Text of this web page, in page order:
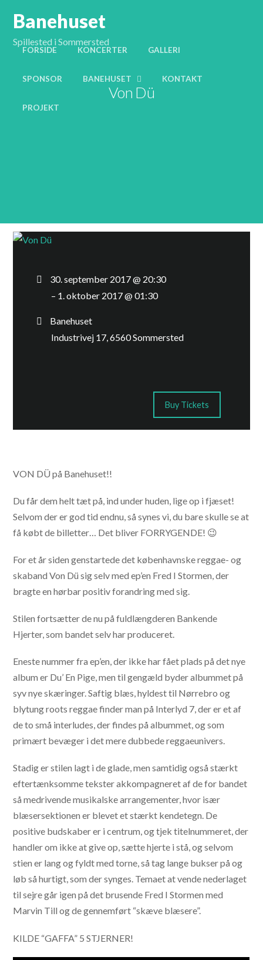
Banehuset
Spillested i Sommersted
FORSIDE KONCERTER GALLERI
SPONSOR BANEHUSET KONTAKT
PROJEKT
Von Dü
30. september 2017 @ 20:30
– 1. oktober 2017 @ 01:30
Banehuset
Industrivej 17, 6560 Sommersted
Buy Tickets
VON DÜ på Banehuset!!
Du får dem helt tæt på, ind under huden, lige op i fjæset!
Selvom der er god tid endnu, så synes vi, du bare skulle se at
få købt de billetter… Det bliver FORRYGENDE! 😉
For et år siden genstartede det københavnske reggae- og
skaband Von Dü sig selv med ep’en Fred I Stormen, der
bragte en hørbar positiv forandring med sig.
Stilen fortsætter de nu på fuldlængderen Bankende
Hjerter, som bandet selv har produceret.
Eneste nummer fra ep’en, der ikke har fået plads på det nye
album er Du’ En Pige, men til gengæld byder albummet på
syv nye skæringer. Saftig blæs, hyldest til Nørrebro og
blytung roots reggae finder man på Interlyd 7, der er et af
de to små interludes, der findes på albummet, og som
primært bevæger i det mere dubbede reggaeunivers.
Stadig er stilen lagt i de glade, men samtidig også stærkt
eftertænksomme tekster akkompagneret af de for bandet
så medrivende musikalske arrangementer, hvor især
blæsersektionen er blevet et stærkt kendetegn. De
positive budskaber er i centrum, og tjek titelnummeret, der
handler om ikke at give op, sætte hjerte i stå, og selvom
stien er lang og fyldt med torne, så tag lange bukser på og
løb så hurtigt, som der synges. Temaet at vende nederlaget
til sejre går igen på det brusende Fred I Stormen med
Marvin Till og de gennemført “skæve blæsere”.
KILDE “GAFFA” 5 STJERNER!